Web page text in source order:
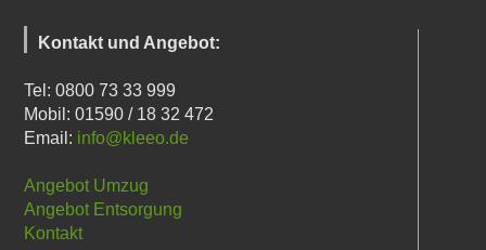
Kontakt und Angebot:
Tel: 0800 73 33 999
Mobil: 01590 / 18 32 472
Email: info@kleeo.de
Angebot Umzug
Angebot Entsorgung
Kontakt